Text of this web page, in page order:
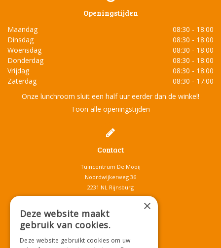
Openingstijden
Maandag
08:30 - 18:00
Dinsdag
08:30 - 18:00
Woensdag
08:30 - 18:00
Donderdag
08:30 - 18:00
Vrijdag
08:30 - 18:00
Zaterdag
08:30 - 17:00
Onze lunchroom sluit een half uur eerder dan de winkel!
Toon alle openingstijden
Contact
Tuincentrum De Mooij
Noordwijkerweg 36
2231 NL Rijnsburg
T.071-4080959
info@tuincentrumdemooij.nl
×
Deze website maakt
gebruik van cookies.
Deze website gebruikt cookies om uw